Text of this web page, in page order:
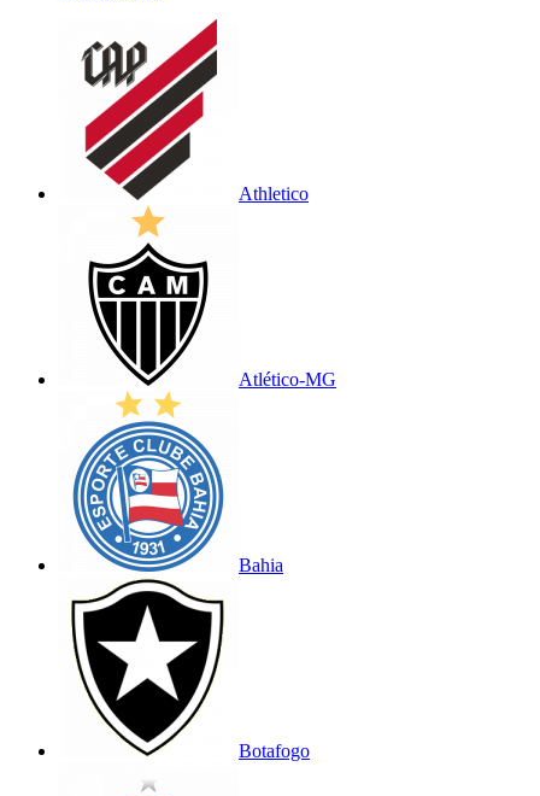
Athletico
Atlético-MG
Bahia
Botafogo